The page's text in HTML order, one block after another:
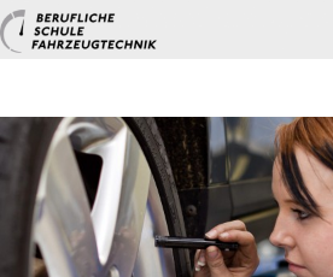
Zum
Inhalt